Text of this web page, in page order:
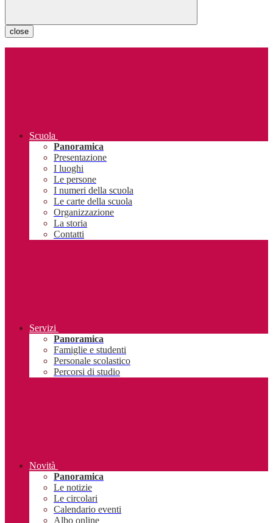
close
Scuola
Panoramica
Presentazione
I luoghi
Le persone
I numeri della scuola
Le carte della scuola
Organizzazione
La storia
Contatti
Servizi
Panoramica
Famiglie e studenti
Personale scolastico
Percorsi di studio
Novità
Panoramica
Le notizie
Le circolari
Calendario eventi
Albo online